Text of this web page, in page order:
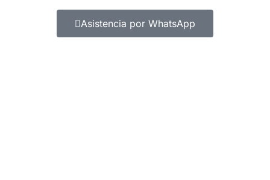
Asistencia por WhatsApp